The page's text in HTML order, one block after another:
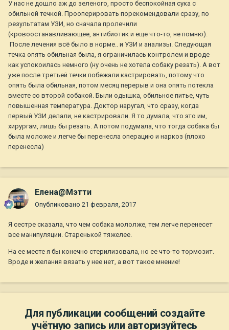
Хочу спросить. Анализ крови не сдавали. Док сказал после
лечения. Возможно ему был очевиден диагноз- эндометрит.
Это правильно?
Сестра к стерилизации собани пока не готова, как-то ей ее
жалко. Я говорю, что ничего страшного в этом нет. Скорее
наоборот показания для стерилизации. Что позже может
столкнуться с онгкологией (ттт). Я правильно мыслю или
пока можно понаблюдать?
У нас не дошло аж до зеленого, просто беспокойная сука с
обильной течкой. Прооперировать порекомендовали сразу, по
результатам УЗИ, но сначала пролечили
(кровоостанавливающее, антибиотик и еще что-то, не помню).
После лечения всё было в норме.. и УЗИ и анализы. Следующая
течка опять обильная была, я ограничилась контролем и вроде
как успокоилась немного (ну очень не хотела собаку резать). А вот
уже после третьей течки побежали кастрировать, потому что
опять была обильная, потом месяц перерыв и она опять потекла
вместе со второй собакой. Были одышка, обильное питье, чуть
повышенная температура. Доктор наругал, что сразу, когда
первый УЗИ делали, не кастрировали. Я то думала, что это им,
хирургам, лишь бы резать. А потом подумала, что тогда собака бы
была моложе и легче бы перенесла операцию и наркоз (плохо
перенесла)
Елена@Мэтти
Опубликовано 21 февраля, 2017
Я сестре сказала, что чем собака мололже, тем легче перенесет
все манипуляции. Старенькой тяжелее.
На ее месте я бы конечно стерилизовала, но ее что-то тормозит.
Вроде и желания вязать у нее нет, а вот такое мнение!
Для публикации сообщений создайте
учётную запись или авторизуйтесь